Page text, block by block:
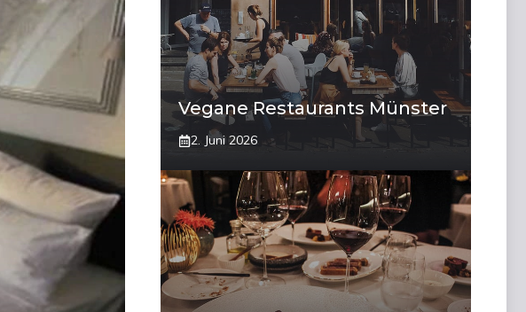
Vegane Restaurants Münster
2. Juni 2026